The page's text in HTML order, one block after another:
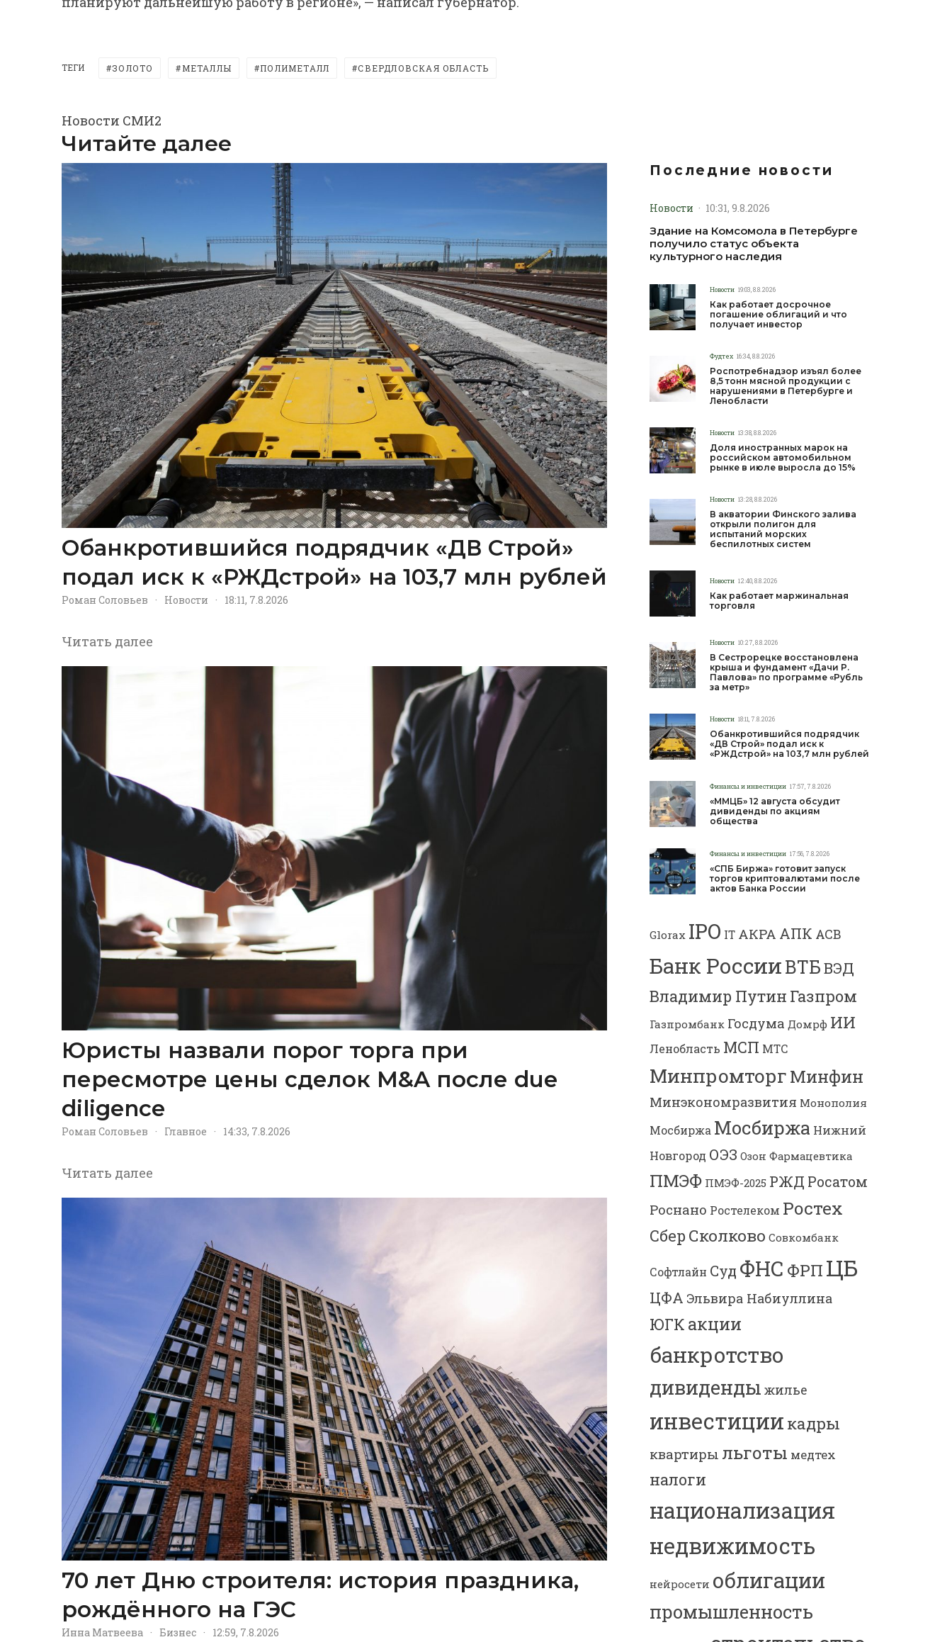
ТЕГИ ЗОЛОТО МЕТАЛЛЫ ПОЛИМЕТАЛЛ СВЕРДЛОВСКАЯ ОБЛАСТЬ
Новости СМИ2
Читайте далее
Обанкротившийся подрядчик «ДВ Строй»
подал иск к «РЖДстрой» на 103,7 млн рублей
Роман Соловьев · Новости · 18:11, 7.8.2026
Читать далее
Юристы назвали порог торга при
пересмотре цены сделок M&A после due
diligence
Роман Соловьев · Главное · 14:33, 7.8.2026
Читать далее
70 лет Дню строителя: история праздника,
рождённого на ГЭС
Инна Матвеева · Бизнес · 12:59, 7.8.2026
Последние новости
Новости · 10:31, 9.8.2026
Здание на Комсомола в Петербурге
получило статус объекта
культурного наследия
Новости 19:03, 8.8.2026
Как работает досрочное
погашение облигаций и что
получает инвестор
Фудтех 16:34, 8.8.2026
Роспотребнадзор изъял более
8,5 тонн мясной продукции с
нарушениями в Петербурге и
Ленобласти
Новости 13:38, 8.8.2026
Доля иностранных марок на
российском автомобильном
рынке в июле выросла до 15%
Новости 13:28, 8.8.2026
В акватории Финского залива
открыли полигон для
испытаний морских
беспилотных систем
Новости 12:40, 8.8.2026
Как работает маржинальная
торговля
Новости 10:27, 8.8.2026
В Сестрорецке восстановлена
крыша и фундамент «Дачи Р.
Павлова» по программе «Рубль
за метр»
Новости 18:11, 7.8.2026
Обанкротившийся подрядчик
«ДВ Строй» подал иск к
«РЖДстрой» на 103,7 млн рублей
Финансы и инвестиции 17:57, 7.8.2026
«ММЦБ» 12 августа обсудит
дивиденды по акциям
общества
Финансы и инвестиции 17:56, 7.8.2026
«СПБ Биржа» готовит запуск
торгов криптовалютами после
актов Банка России
Glorax IPO IT АКРА АПК АСВ
Банк РоссииВТБВЭД
Владимир Путин Газпром
Газпромбанк Госдума Домрф ИИ
Ленобласть МСП МТС
МинпромторгМинфин
Минэкономразвития Монополия
Мосбиржа Мосбиржа Нижний
Новгород ОЭЗ Озон Фармацевтика
ПМЭФ ПМЭФ-2025 РЖД Росатом
Роснано Ростелеком Ростех
Сбер Сколково Совкомбанк
Софтлайн Суд ФНС ФРП ЦБ
ЦФА Эльвира Набиуллина
ЮГК акции
банкротство
дивиденды жилье
инвестиции кадры
квартиры льготы медтех
налоги
национализация
недвижимость
нейросети облигации
промышленность